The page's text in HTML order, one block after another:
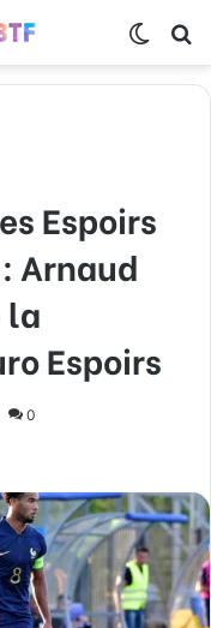
Espoirs
Arnaud
la
Espoirs
0